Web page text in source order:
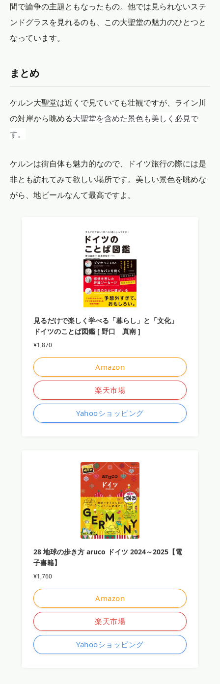
間で論争の主題ともなったもの。他では見られないステ
ンドグラスを見れるのも、この大聖堂の魅力のひとつと
なっています。
まとめ
ケルン大聖堂は近くで見ていても壮観ですが、ライン川
の対岸から眺める大聖堂を含めた景色も美しく必見で
す。
ケルンは街自体も魅力的なので、ドイツ旅行の際には是
非とも訪れてみて欲しい場所です。美しい景色を眺めな
がら、地ビールなんて最高ですよ。
見るだけで楽しく学べる「暮らし」と「文化」
ドイツのことば図鑑 [ 野口 真南 ]
¥1,870
Amazon
楽天市場
Yahooショッピング
28 地球の歩き方 aruco ドイツ 2024～2025【電
子書籍】
¥1,760
Amazon
楽天市場
Yahooショッピング